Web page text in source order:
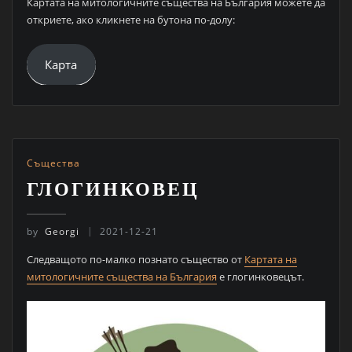
откриете, ако кликнете на бутона по-долу:
Карта
Същества
ГЛОГИНКОВЕЦ
by Georgi 2021-12-21
Следващото по-малко познато същество от Картата на
митологичните същества на България е глогинковецът.